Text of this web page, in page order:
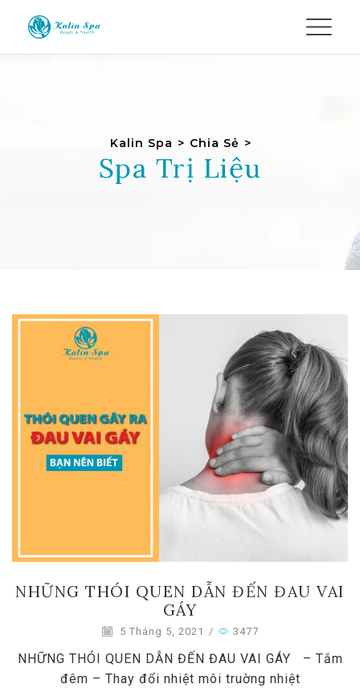
Kalin Spa > Chia Sẻ >
Spa Trị Liệu
NHỮNG THÓI QUEN DẪN ĐẾN ĐAU VAI
GÁY
5 Tháng 5, 2021 / 3477
NHỮNG THÓI QUEN DẪN ĐẾN ĐAU VAI GÁY – Tắm
đêm – Thay đổi nhiệt môi truờng nhiệt